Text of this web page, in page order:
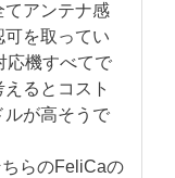
てアンテナ感
を取ってい
応機すべてで
るとコスト
ルが高そうで
らのFeliCaの